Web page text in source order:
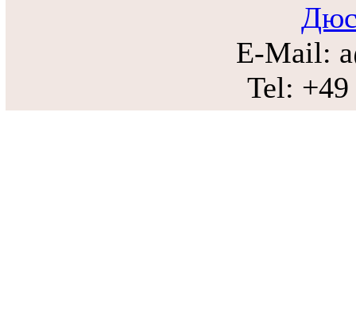
E-Mail:
Tel: +49